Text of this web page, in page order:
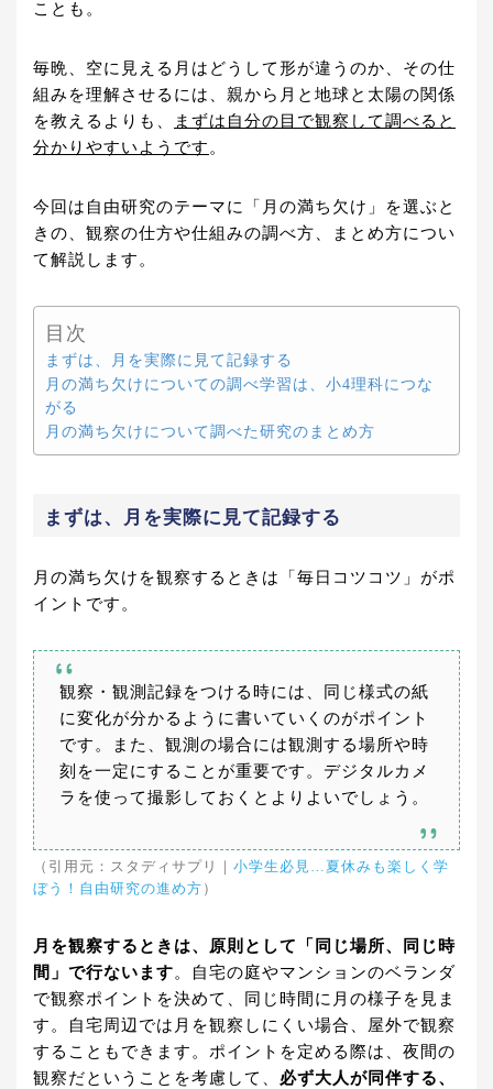
ことも。
毎晩、空に見える月はどうして形が違うのか、その仕
組みを理解させるには、親から月と地球と太陽の関係
を教えるよりも、
まずは自分の目で観察して調べると
分かりやすいようです。
今回は自由研究のテーマに「月の満ち欠け」を選ぶと
きの、観察の仕方や仕組みの調べ方、まとめ方につい
て解説します。
目次
まずは、月を実際に見て記録する
月の満ち欠けについての調べ学習は、小4理科につな
がる
月の満ち欠けについて調べた研究のまとめ方
まずは、月を実際に見て記録する
月の満ち欠けを観察するときは「毎日コツコツ」がポ
イントです。
観察・観測記録をつける時には、同じ様式の紙
に変化が分かるように書いていくのがポイント
です。また、観測の場合には観測する場所や時
刻を一定にすることが重要です。デジタルカメ
ラを使って撮影しておくとよりよいでしょう。
（引用元：スタディサプリ｜ 小学生必見…夏休みも楽しく学
ぼう！自由研究の進め方 ）
月を観察するときは、原則として「同じ場所、同じ時
間」で行ないます。自宅の庭やマンションのベランダ
で観察ポイントを決めて、同じ時間に月の様子を見ま
す。自宅周辺では月を観察しにくい場合、屋外で観察
することもできます。ポイントを定める際は、夜間の
観察だということを考慮して、 必ず大人が同伴する、